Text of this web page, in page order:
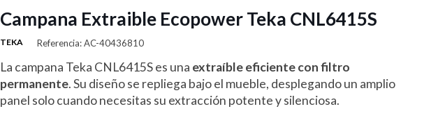
Campana Extraible Ecopower Teka CNL6415S
TEKA Referencia: AC-40436810
La campana Teka CNL6415S es una extraíble eficiente con filtro
permanente. Su diseño se repliega bajo el mueble, desplegando un amplio
panel solo cuando necesitas su extracción potente y silenciosa.